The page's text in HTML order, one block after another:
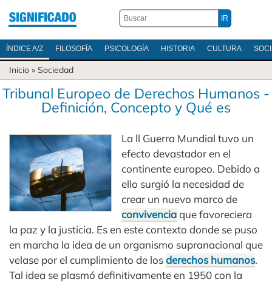
ÍNDICE A/Z FILOSOFÍA PSICOLOGÍA HISTORIA CULTURA
Inicio » Sociedad
Tribunal Europeo de Derechos Humanos -
Definición, Concepto y Qué es
La ll Guerra Mundial tuvo un
efecto devastador en el
continente europeo. Debido a
ello surgió la necesidad de
crear un nuevo marco de
convivenciaque favoreciera
la paz y la justicia. Es en este contexto donde se puso
en marcha la idea de un organismo supranacional que
velase por el cumplimiento de losderechos humanos.
Tal idea se plasmó definitivamente en 1950 con la